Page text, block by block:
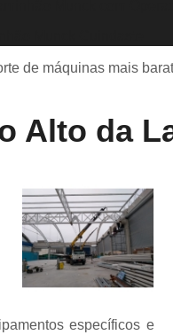
Munck para
Locação de
para Caminhão Leve
para Empilhadeira
e Muncks
Guindastes para
de Máquina de Corte
de máquinas mais
Alto da
específicos e